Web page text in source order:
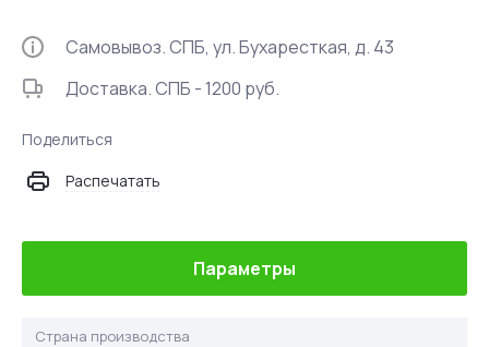
Самовывоз. СПБ, ул. Бухаресткая, д. 43
Доставка. СПБ - 1200 руб.
Поделиться
Распечатать
Параметры
Страна производства